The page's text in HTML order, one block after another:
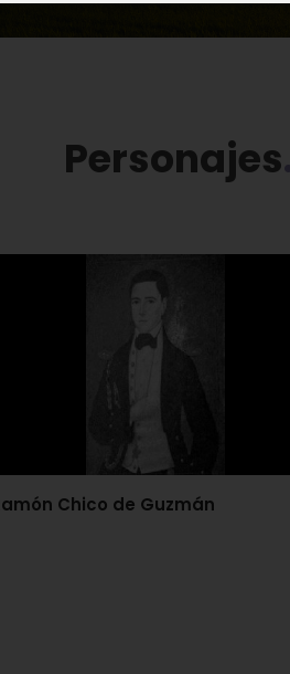
Personajes
Chico de Guzmán